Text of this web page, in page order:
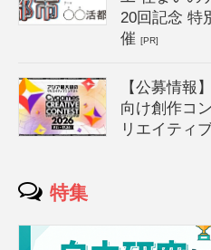
20回記念 特
催[PR]
【公募情報
向け創作コ
リエイティ
特集